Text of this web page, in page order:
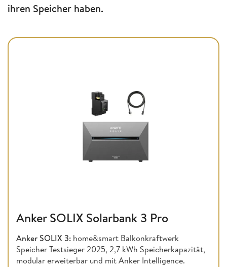
ihren Speicher haben.
Anker SOLIX Solarbank 3 Pro
Anker SOLIX 3: home&smart Balkonkraftwerk
Speicher Testsieger 2025, 2,7 kWh Speicherkapazität,
modular erweiterbar und mit Anker Intelligence.